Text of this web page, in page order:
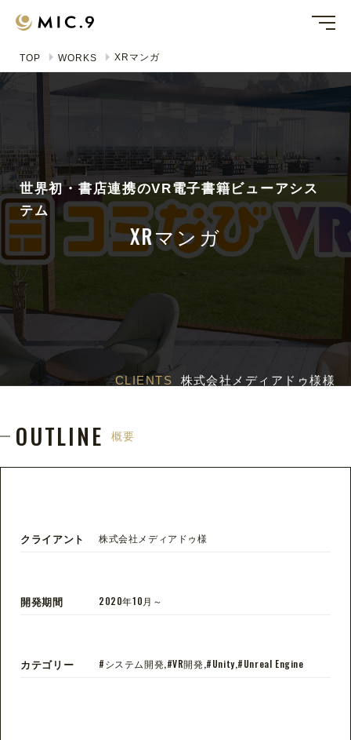
TOP WORKS XRマンガ
世界初・書店連携のVR電子書籍ビューアシス
テム
XRマンガ
CLIENTS 株式会社メディアドゥ様様
OUTLINE 概要
クライアント 株式会社メディアドゥ様
開発期間 2020年10月～
カテゴリー #システム開発,#VR開発,#Unity,#Unreal Engine